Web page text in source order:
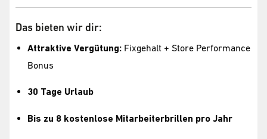
Das bieten wir dir:
Attraktive Vergütung: Fixgehalt + Store Performance
Bonus
30 Tage Urlaub
Bis zu 8 kostenlose Mitarbeiterbrillen pro Jahr